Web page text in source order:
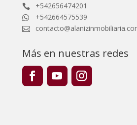
 +542656474201
 +542664575539

Más en nuestras redes